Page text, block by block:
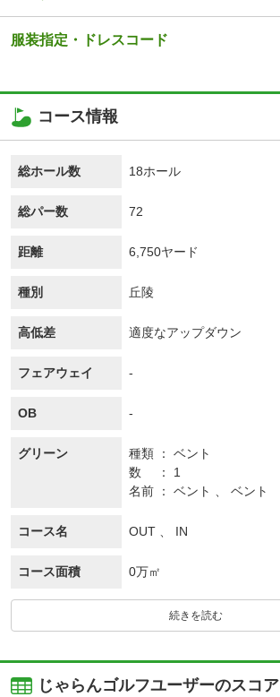
服装指定・ドレスコード
コース情報
総ホール数 18ホール
総パー数 72
距離 6,750ヤード
種別 丘陵
高低差 適度なアップダウン
フェアウェイ -
OB -
グリーン 種類
ベント
数
1
名前
ベント 、 ベント
コース名 OUT 、 IN
コース面積 0万㎡
続きを読む
じゃらんゴルフユーザーのスコア